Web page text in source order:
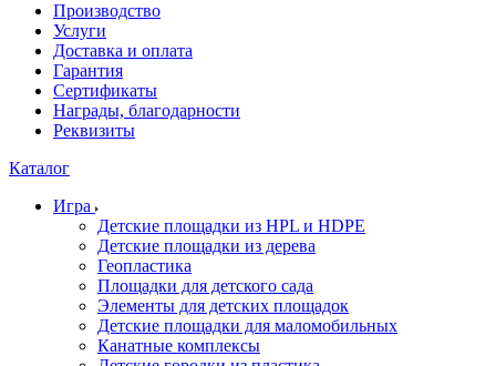
Производство
Услуги
Доставка и оплата
Гарантия
Сертификаты
Награды, благодарности
Реквизиты
Каталог
Игра
Детские площадки из HPL и HDPE
Детские площадки из дерева
Геопластика
Площадки для детского сада
Элементы для детских площадок
Детские площадки для маломобильных
Канатные комплексы